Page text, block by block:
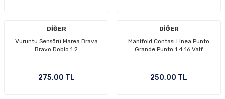
DİĞER
Vuruntu Sensörü Marea Brava
Bravo Doblo 1.2
275,00 TL
DİĞER
Manifold Contası Linea Punto
Grande Punto 1.4 16 Valf
250,00 TL